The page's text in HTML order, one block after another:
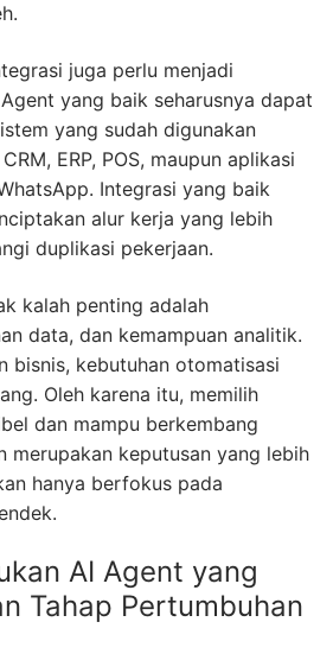
juga perlu menjadi
yang baik seharusnya dapat
yang sudah digunakan
ERP, POS, maupun aplikasi
Integrasi yang baik
alur kerja yang lebih
duplikasi pekerjaan.
kalah penting adalah
data, dan kemampuan analitik.
bisnis, kebutuhan otomatisasi
Oleh karena itu, memilih
dan mampu berkembang
merupakan keputusan yang lebih
hanya berfokus pada
AI Agent yang
Tahap Pertumbuhan